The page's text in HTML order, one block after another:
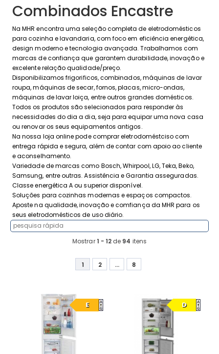
Combinados Encastre
Na MHR encontra uma seleção completa de eletrodomésticos
para cozinha e lavandaria, com foco em eficiência energética,
design moderno e tecnologia avançada. Trabalhamos com
marcas de confiança que garantem durabilidade, inovação e
excelente relação qualidade/preço.
Disponibilizamos frigorificos, combinados, máquinas de lavar
roupa, máquinas de secar, fornos, placas, micro-ondas,
máquinas de lavar loiça, entre outros grandes domésticos.
Todos os produtos são selecionados para responder às
necessidades do dia a dia, seja para equipar uma nova casa
ou renovar os seus equipamentos antigos.
Na nossa loja online pode comprar eletrodoméstciso com
entrega rápida e segura, além de contar com apoio ao cliente
e aconselhamento.
Variedade de marcas como Bosch, Whirpool, LG, Teka, Beko,
Samsung, entre outras. Assistência e Garantia asseguradas.
Classe energética A ou superior disponível.
Soluções para cozinhas modernas e espaços compactos.
Aposte na qualidade, inovação e comfiança da MHR para os
seus eletrodomésticos de uso diário.
Mostrar1 - 12 de 94 itens
1 2 ... 8
E D